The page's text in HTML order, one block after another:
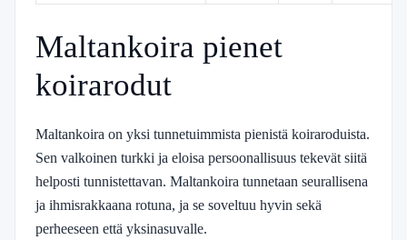
Maltankoira pienet
koirarodut
Maltankoira on yksi tunnetuimmista pienistä koiraroduista.
Sen valkoinen turkki ja eloisa persoonallisuus tekevät siitä
helposti tunnistettavan. Maltankoira tunnetaan seurallisena
ja ihmisrakkaana rotuna, ja se soveltuu hyvin sekä
perheeseen että yksinasuvalle.